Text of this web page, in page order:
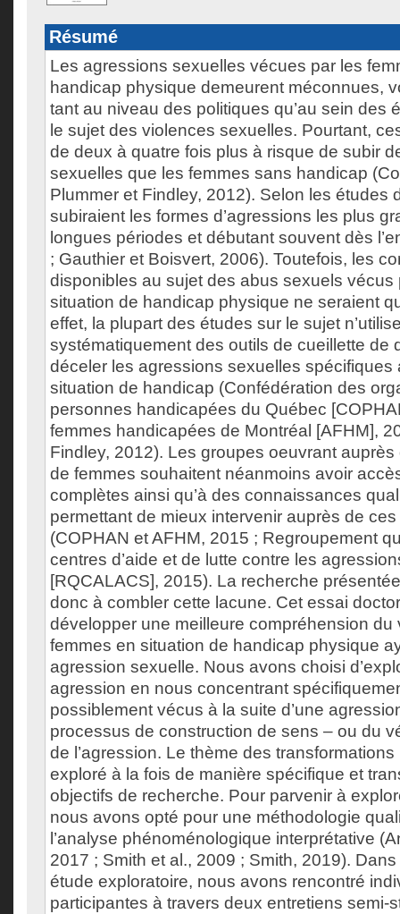
Résumé
Les agressions sexuelles vécues par les
handicap physique demeurent méconnues,
tant au niveau des politiques qu’au sein des
le sujet des violences sexuelles. Pourtant,
de deux à quatre fois plus à risque de subir
sexuelles que les femmes sans handicap
Plummer et Findley, 2012). Selon les études
subiraient les formes d’agressions les plus
longues périodes et débutant souvent dès
; Gauthier et Boisvert, 2006). Toutefois, les
disponibles au sujet des abus sexuels vécus
situation de handicap physique ne seraient
effet, la plupart des études sur le sujet
systématiquement des outils de cueillette de
déceler les agressions sexuelles spécifiques
situation de handicap (Confédération des
personnes handicapées du Québec
femmes handicapées de Montréal [AFHM],
Findley, 2012). Les groupes oeuvrant
de femmes souhaitent néanmoins avoir
complètes ainsi qu’à des connaissances
permettant de mieux intervenir auprès de
(COPHAN et AFHM, 2015 ; Regroupement
centres d’aide et de lutte contre les
[RQCALACS], 2015). La recherche
donc à combler cette lacune. Cet essai
développer une meilleure compréhension du
femmes en situation de handicap physique
agression sexuelle. Nous avons choisi
agression en nous concentrant
possiblement vécus à la suite d’une
processus de construction de sens – ou du
de l’agression. Le thème des
exploré à la fois de manière spécifique et
objectifs de recherche. Pour parvenir à
nous avons opté pour une méthodologie
l’analyse phénoménologique interprétative
2017 ; Smith et al., 2009 ; Smith, 2019).
étude exploratoire, nous avons rencontré
participantes à travers deux entretiens semi-